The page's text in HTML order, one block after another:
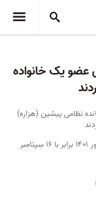
عضو یک خانواده
یک فرمانده نظامی پیشین (هزاره)
جمعه ۲۵ شهریور ۱۴۰۱ برابر با ۱۶ سِپتامبر